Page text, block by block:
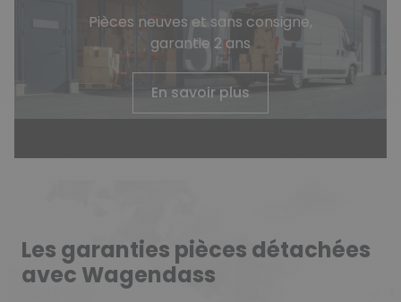
Pièces neuves et sans consigne,
garantie 2 ans
En savoir plus
Les garanties pièces détachées
avec Wagendass